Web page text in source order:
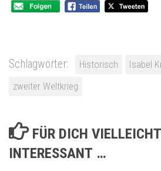
Schlagwörter: Historisch Isabel
zweiter Weltkrieg
FÜR DICH
INTERESSANT …